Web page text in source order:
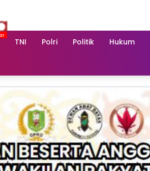
TNI Polri Politik Hukum